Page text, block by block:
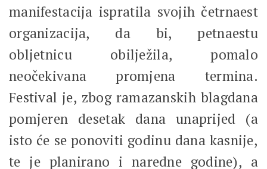
manifestacija ispratila svojih četrnaest
organizacija, da bi, petnaestu
obljetnicu obilježila, pomalo
neočekivana promjena termina.
Festival je, zbog ramazanskih blagdana
pomjeren desetak dana unaprijed (a
isto će se ponoviti godinu dana kasnije,
te je planirano i naredne godine), a